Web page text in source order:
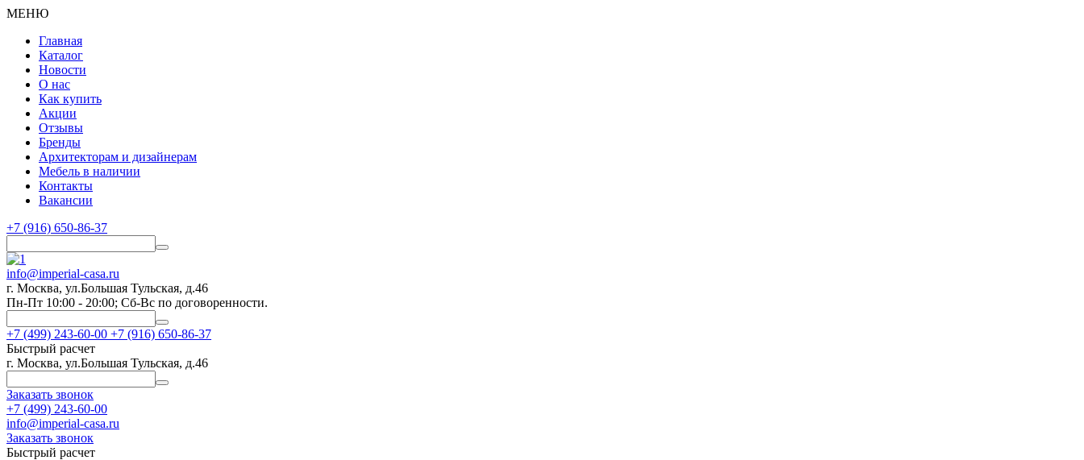
МЕНЮ
Главная
Каталог
Новости
О нас
Как купить
Акции
Отзывы
Бренды
Архитекторам и дизайнерам
Мебель в наличии
Контакты
Вакансии
+7 (916) 650-86-37
info@imperial-casa.ru
г. Москва, ул.Большая Тульская, д.46
Пн-Пт 10:00 - 20:00; Сб-Вс по договоренности.
+7 (499) 243-60-00 +7 (916) 650-86-37
Быстрый расчет
г. Москва, ул.Большая Тульская, д.46
Заказать звонок
+7 (499) 243-60-00
info@imperial-casa.ru
Заказать звонок
Быстрый расчет